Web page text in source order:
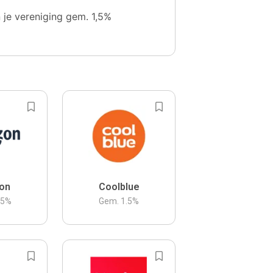
vereniging gem. 1,5%
%
Coolblue
Gem. 1.5%